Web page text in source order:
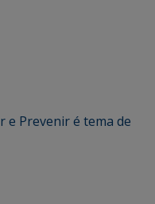
e Prevenir é tema de